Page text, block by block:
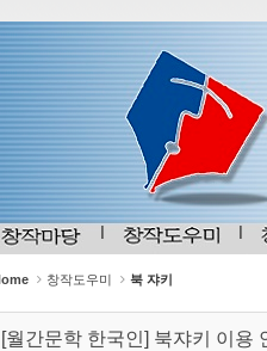
창작도우미 북 쟈키
[월간문학 한국인] 북쟈키 이용
치북5
치북5